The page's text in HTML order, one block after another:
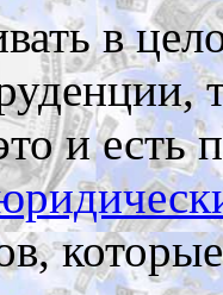
в
и есть